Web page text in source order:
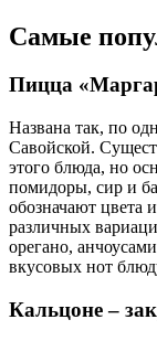
Самые
Пицца
Названа так, по
Савойской.
этого блюда, но
помидоры, сир и
обозначают цвета
различных
орегано,
вкусовых нот
Кальцоне –